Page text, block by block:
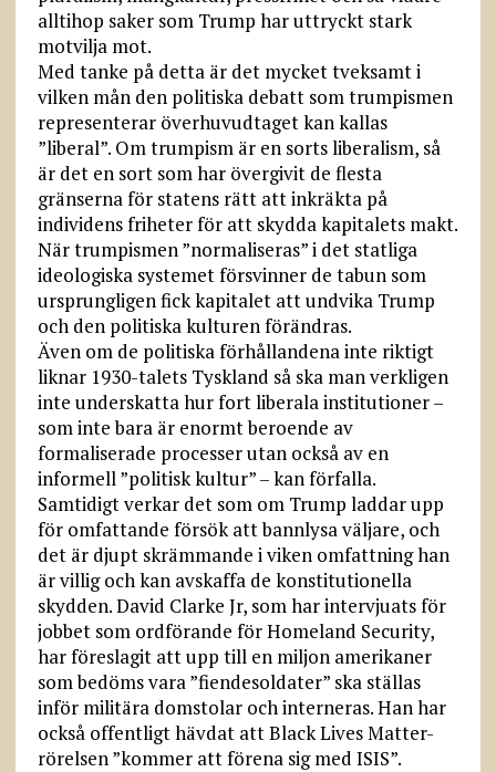
alltihop saker som Trump har uttryckt stark
motvilja mot.
Med tanke på detta är det mycket tveksamt i
vilken mån den politiska debatt som trumpismen
representerar överhuvudtaget kan kallas
”liberal”. Om trumpism är en sorts liberalism, så
är det en sort som har övergivit de flesta
gränserna för statens rätt att inkräkta på
individens friheter för att skydda kapitalets makt.
När trumpismen ”normaliseras” i det statliga
ideologiska systemet försvinner de tabun som
ursprungligen fick kapitalet att undvika Trump
och den politiska kulturen förändras.
Även om de politiska förhållandena inte riktigt
liknar 1930-talets Tyskland så ska man verkligen
inte underskatta hur fort liberala institutioner –
som inte bara är enormt beroende av
formaliserade processer utan också av en
informell ”politisk kultur” – kan förfalla.
Samtidigt verkar det som om Trump laddar upp
för omfattande försök att bannlysa väljare, och
det är djupt skrämmande i viken omfattning han
är villig och kan avskaffa de konstitutionella
skydden. David Clarke Jr, som har intervjuats för
jobbet som ordförande för Homeland Security,
har föreslagit att upp till en miljon amerikaner
som bedöms vara ”fiendesoldater” ska ställas
inför militära domstolar och interneras. Han har
också offentligt hävdat att Black Lives Matter-
rörelsen ”kommer att förena sig med ISIS”.